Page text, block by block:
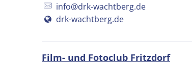
info@drk-wachtberg.de
drk-wachtberg.de
Film- und Fotoclub Fritzdorf